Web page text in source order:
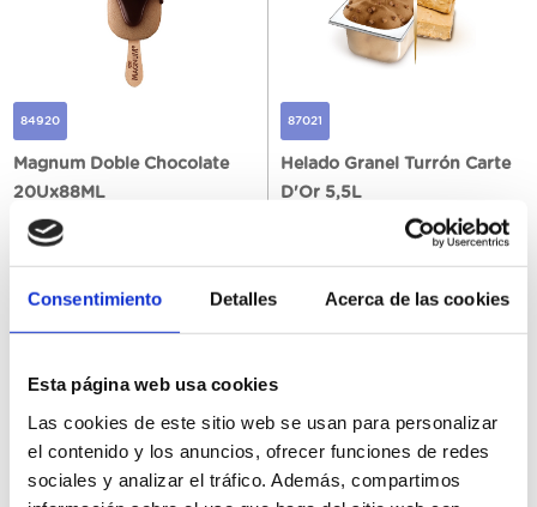
Consentimiento Detalles Acerca de las cookies
Esta página web usa cookies
Las cookies de este sitio web se usan para personalizar
el contenido y los anuncios, ofrecer funciones de redes
sociales y analizar el tráfico. Además, compartimos
84920
Magnum Doble Chocolate
20Ux88ML
Register
87021
Helado Granel Turrón Carte
D'Or 5,5L
Register